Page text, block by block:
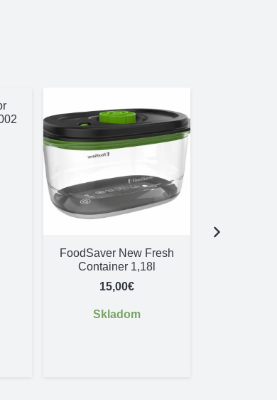
FoodSaver New Fresh
Container 1,18l
15,00€
Skladom